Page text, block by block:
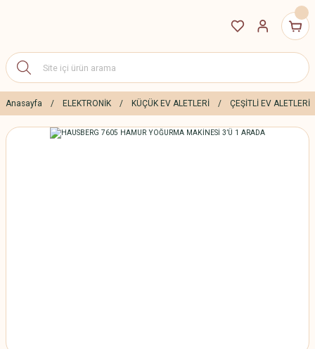
Anasayfa ELEKTRONİK KÜÇÜK EV ALETLERİ ÇEŞİTLİ EV ALETLERİ